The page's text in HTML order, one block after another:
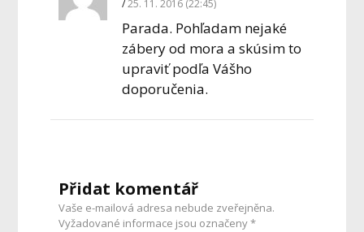
25. 11. 2016 (22:45)
Parada. Pohľadam nejaké
zábery od mora a skúsim to
upraviť podľa Vášho
doporučenia.
Přidat komentář
Vaše e-mailová adresa nebude zveřejněna.
Vyžadované informace jsou označeny*